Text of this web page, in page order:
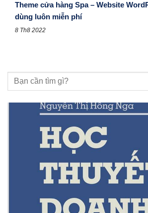
Theme cửa hàng Spa – Website
dùng luôn miễn phí
8 Th8 2022